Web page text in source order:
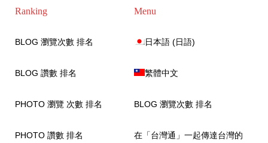
Ranking
BLOG 瀏覽次數 排名
BLOG 讚數 排名
PHOTO 瀏覽 次數 排名
PHOTO 讚數 排名
Menu
日本語 (日語)
繁體中文
BLOG 瀏覽次數 排名
在「台灣通」一起傳達台灣的